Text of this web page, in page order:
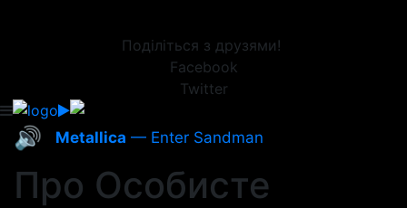
Поділіться з друзями!
Facebook
Twitter
🔊 Metallica — Enter Sandman
Про Особисте